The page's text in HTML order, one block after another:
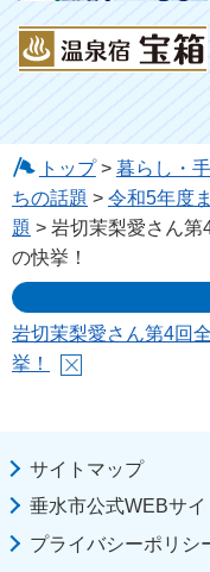
トップ> 暮らし・
ちの話題 > 令和5年度
題 > 岩切茉梨愛さん
の快挙！
岩切茉梨愛さん第4回
挙！
サイトマップ
垂水市公式WEBサイ
プライバシーポリシ